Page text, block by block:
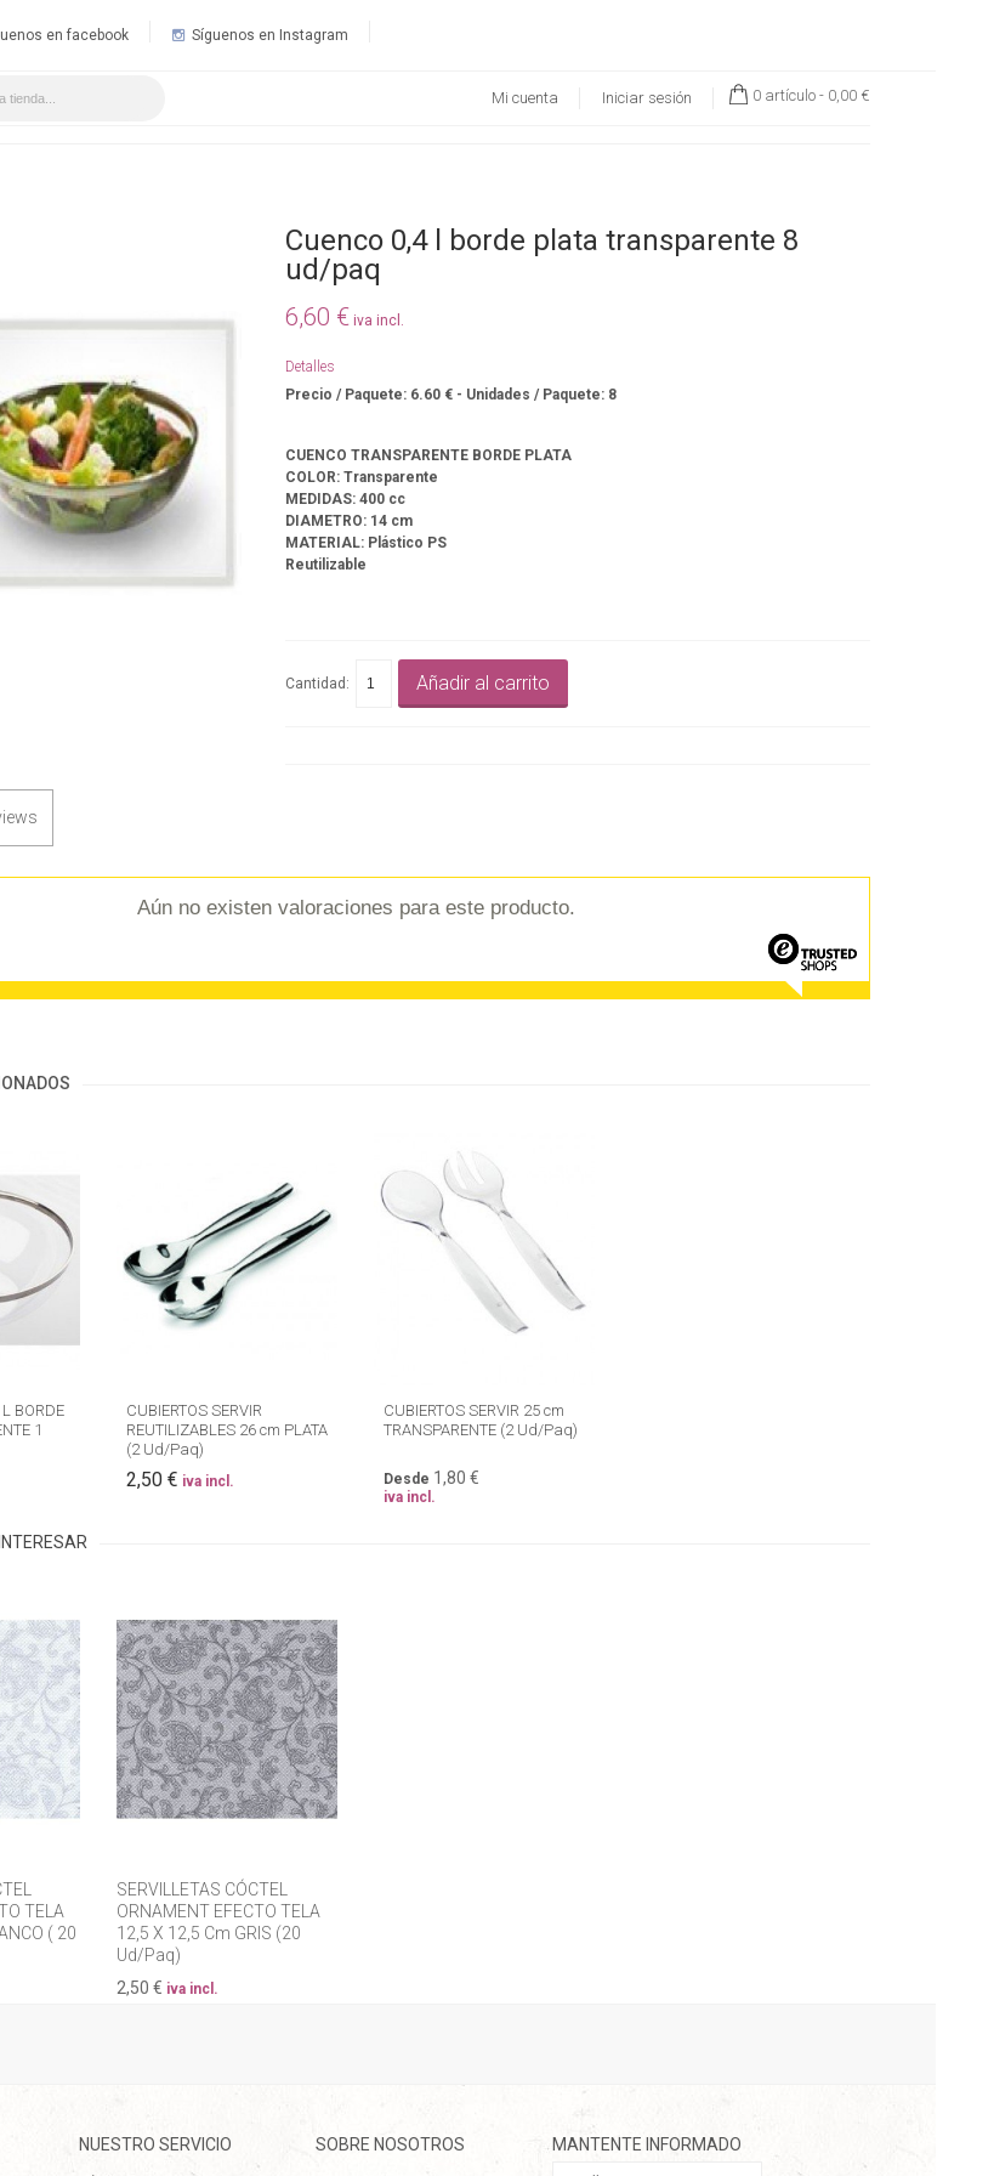
en facebook Síguenos en Instagram
Mi cuenta Iniciar sesión 0 artículo - 0,00 €
Cuenco 0,4 l borde plata transparente 8
ud/paq
6,60 € iva incl.
Detalles
Precio / Paquete: 6.60 € - Unidades / Paquete: 8
CUENCO TRANSPARENTE BORDE PLATA
COLOR: Transparente
MEDIDAS: 400 cc
DIAMETRO: 14 cm
MATERIAL: Plástico PS
Reutilizable
Cantidad: Añadir al carrito
Aún no existen valoraciones para este producto.
BORDE
1
CUBIERTOS SERVIR
REUTILIZABLES 26 cm PLATA
(2 Ud/Paq)
2,50 € iva incl.
CUBIERTOS SERVIR 25 cm
TRANSPARENTE (2 Ud/Paq)
Desde 1,80 €
iva incl.
TELA
( 20
SERVILLETAS CÓCTEL
ORNAMENT EFECTO TELA
12,5 X 12,5 Cm GRIS (20
Ud/Paq)
2,50 € iva incl.
NUESTRO SERVICIO SOBRE NOSOTROS MANTENTE INFORMADO